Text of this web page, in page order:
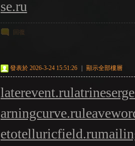
se.ru
回復
發表於 2026-3-24 15:51:26 顯示全部樓層
laterevent.ru
arningcurve.ru
etotelluricfield.ru